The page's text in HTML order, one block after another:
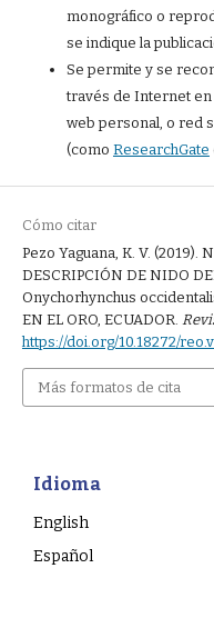
monográfico o
se indique la
Se permite y se
través de Internet en
web personal, o red
(como ResearchGate
Cómo citar
Pezo Yaguana, K. V. (2019).
DESCRIPCIÓN DE NIDO
Onychorhynchus
EN EL ORO, ECUADOR.
https://doi.org/10.18272/
Más formatos de cita
Idioma
English
Español